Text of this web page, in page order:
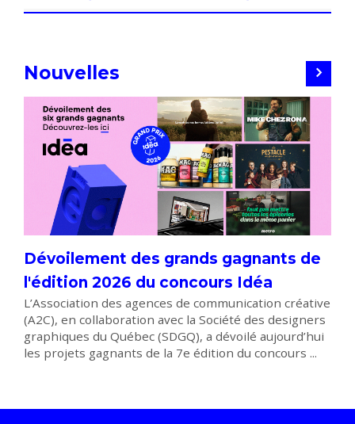
Nouvelles
Dévoilement des grands gagnants de
l'édition 2026 du concours Idéa
L’Association des agences de communication créative
(A2C), en collaboration avec la Société des designers
graphiques du Québec (SDGQ), a dévoilé aujourd’hui
les projets gagnants de la 7e édition du concours ...